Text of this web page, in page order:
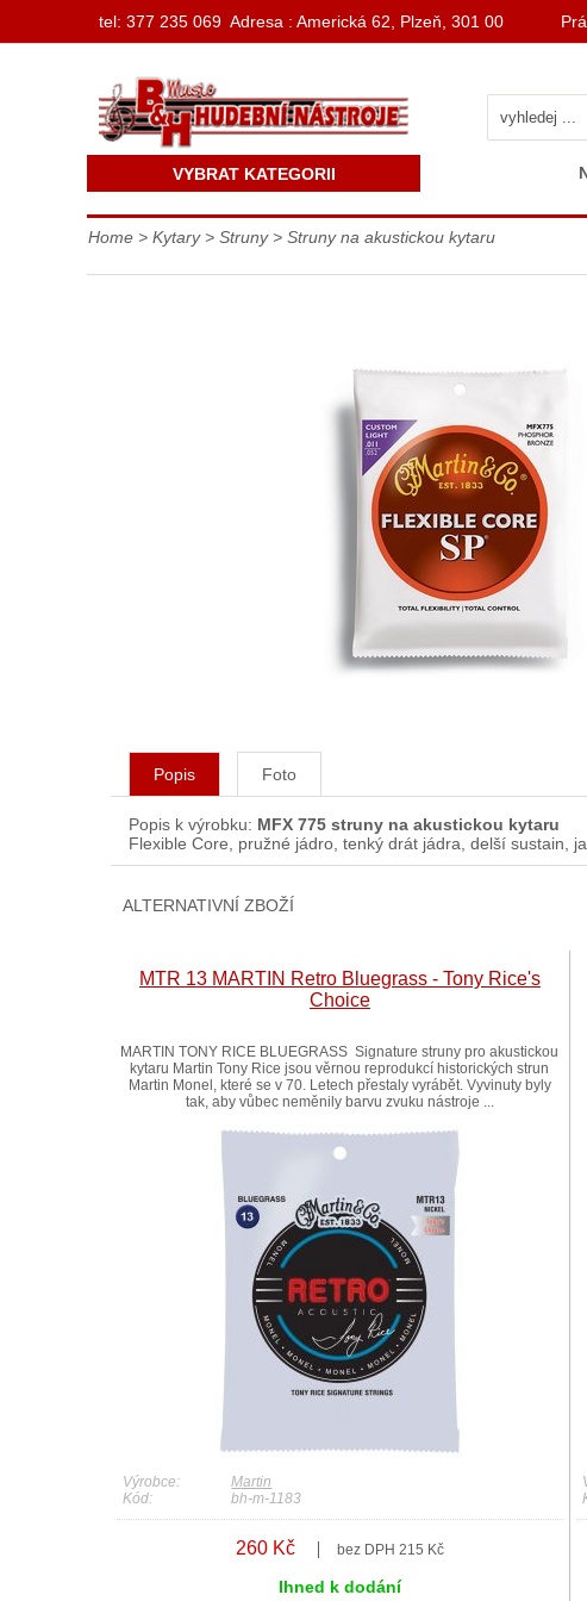
Home > Kytary> Struny> Struny na akustickou kytaru
Popis Foto
Popis k výrobku: MFX 775 struny na akustickou kytaru
Flexible Core, pružné jádro, tenký drát jádra, delší sustain,
ALTERNATIVNÍ ZBOŽÍ
MTR 13 MARTIN Retro Bluegrass - Tony Rice's
Choice
MARTIN TONY RICE BLUEGRASS Signature struny pro akustickou
kytaru Martin Tony Rice jsou věrnou reprodukcí historických strun
Martin Monel, které se v 70. Letech přestaly vyrábět. Vyvinuty byly
tak, aby vůbec neměnily barvu zvuku nástroje ...
Výrobce:
Martin
Kód:
bh-m-1183
260 Kč bez DPH 215 Kč
Ihned k dodání
VYBRAT KATEGORII
tel: 377 235 069 Adresa : Americká 62, Plzeň, 301 00